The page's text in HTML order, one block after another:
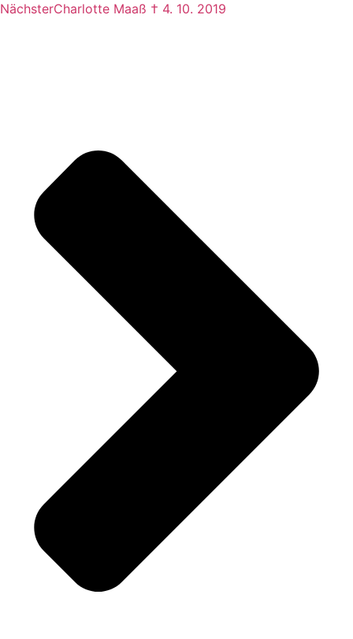
NächsterCharlotte Maaß † 4. 10. 2019